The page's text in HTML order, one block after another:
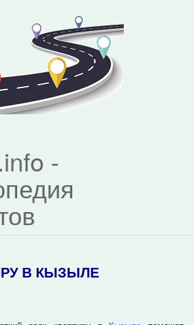
-
В КЫЗЫЛЕ